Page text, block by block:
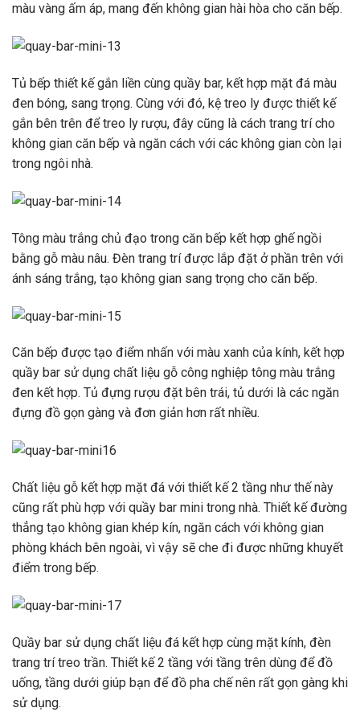
màu vàng ấm áp, mang đến không gian hài hòa cho căn bếp.
Tủ bếp thiết kế gắn liền cùng quầy bar, kết hợp mặt đá màu
đen bóng, sang trọng. Cùng với đó, kệ treo ly được thiết kế
gắn bên trên để treo ly rượu, đây cũng là cách trang trí cho
không gian căn bếp và ngăn cách với các không gian còn lại
trong ngôi nhà.
Tông màu trắng chủ đạo trong căn bếp kết hợp ghế ngồi
bằng gỗ màu nâu. Đèn trang trí được lắp đặt ở phần trên với
ánh sáng trắng, tạo không gian sang trọng cho căn bếp.
Căn bếp được tạo điểm nhấn với màu xanh của kính, kết hợp
quầy bar sử dụng chất liệu gỗ công nghiệp tông màu trắng
đen kết hợp. Tủ đựng rượu đặt bên trái, tủ dưới là các ngăn
đựng đồ gọn gàng và đơn giản hơn rất nhiều.
Chất liệu gỗ kết hợp mặt đá với thiết kế 2 tầng như thế này
cũng rất phù hợp với quầy bar mini trong nhà. Thiết kế đường
thẳng tạo không gian khép kín, ngăn cách với không gian
phòng khách bên ngoài, vì vậy sẽ che đi được những khuyết
điểm trong bếp.
Quầy bar sử dụng chất liệu đá kết hợp cùng mặt kính, đèn
trang trí treo trần. Thiết kế 2 tầng với tầng trên dùng để đồ
uống, tầng dưới giúp bạn để đồ pha chế nên rất gọn gàng khi
sử dụng.